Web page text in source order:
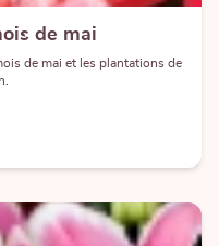
de mai
de mai et les plantations de